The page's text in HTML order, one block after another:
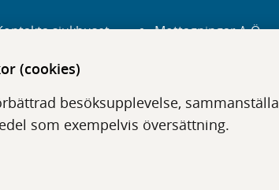
(cookies)
besöksupplevelse,
som exempelvis översättning.
sjukhuset
hit
Mottagningar A-Ö
Digitala tjänster